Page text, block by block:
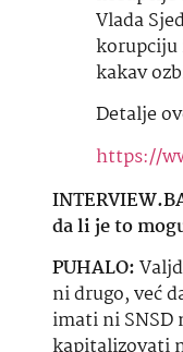
Vlada
korupciju
kakav
Detalje
https://
da li je to
PUHALO:
ni drugo, već
imati ni SNSD